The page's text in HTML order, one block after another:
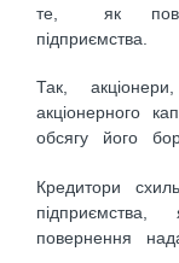
те, як
підприємства.
Так,
акціонерного
обсягу його
Кредитори
повернення